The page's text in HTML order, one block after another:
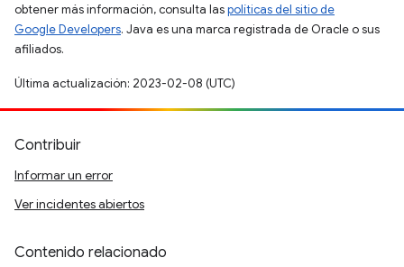
obtener más información, consulta laspolíticas del sitio de
Google Developers. Java es una marca registrada de Oracle o sus
afiliados.
Última actualización: 2023-02-08 (UTC)
Contribuir
Informar un error
Ver incidentes abiertos
Contenido relacionado